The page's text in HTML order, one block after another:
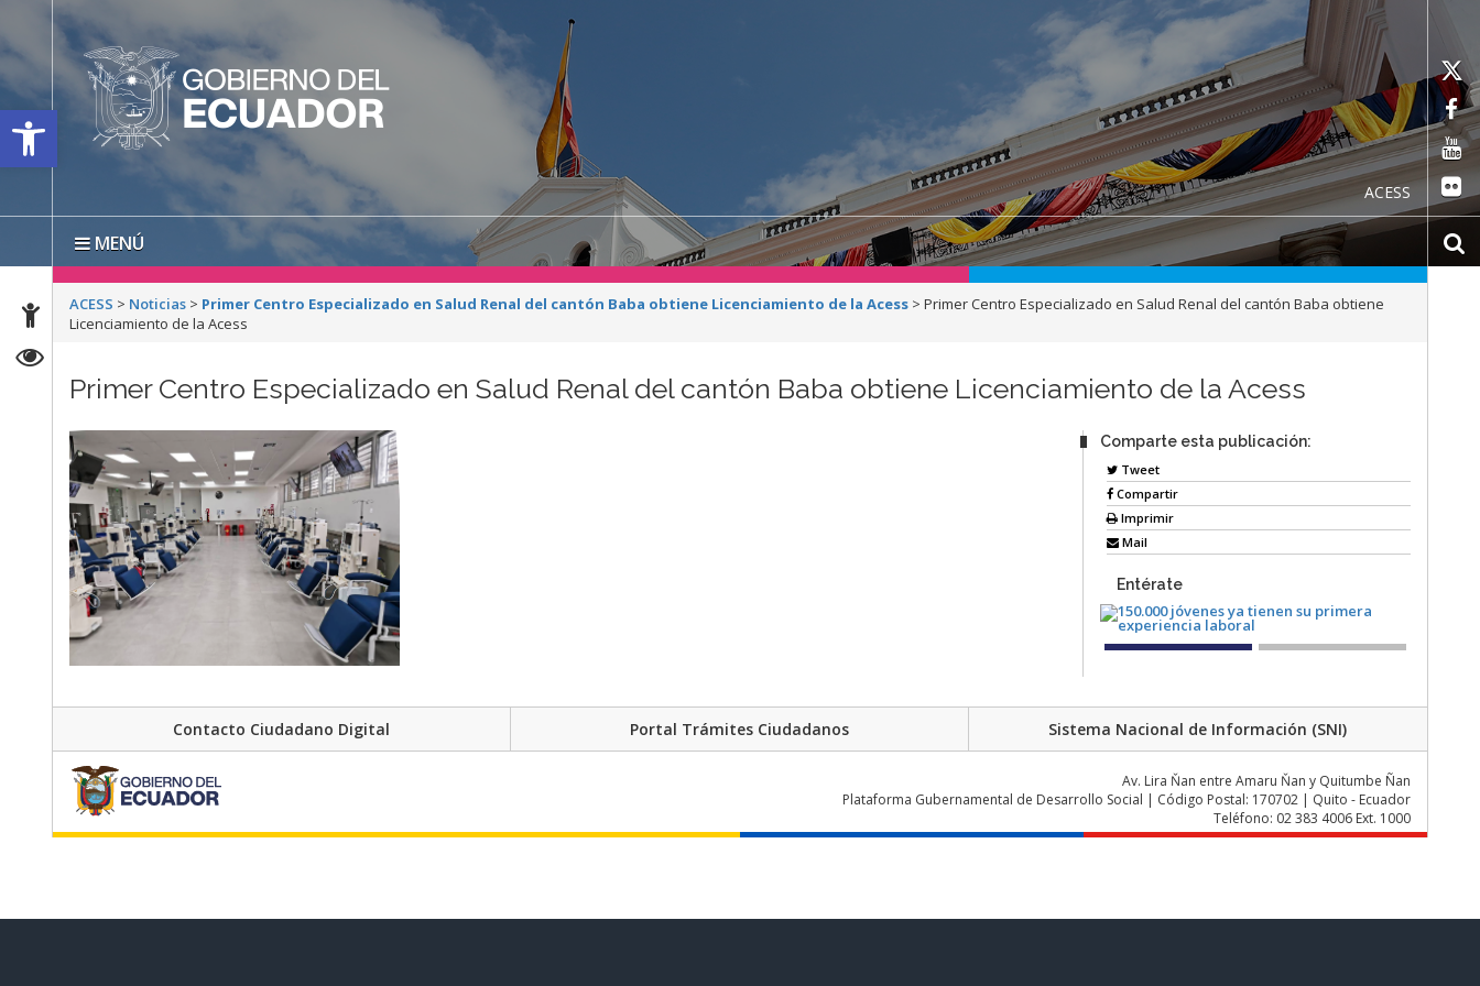
Open toolbar
ACESS
MENÚ
ACESS > Noticias > Primer Centro Especializado en Salud Renal del cantón Baba obtiene Licenciamiento de la Acess >Primer Centro Especializado en Salud Renal del cantón Baba obtiene
Licenciamiento de la Acess
Primer Centro Especializado en Salud Renal del cantón Baba obtiene Licenciamiento de la Acess
Comparte esta publicación:
Tweet
Compartir
Imprimir
Mail
Entérate
Contacto Ciudadano Digital Portal Trámites Ciudadanos Sistema Nacional de Información (SNI)
Av. Lira Ňan entre Amaru Ňan y Quitumbe Ñan
Plataforma Gubernamental de Desarrollo Social | Código Postal: 170702 | Quito - Ecuador
Teléfono: 02 383 4006 Ext. 1000